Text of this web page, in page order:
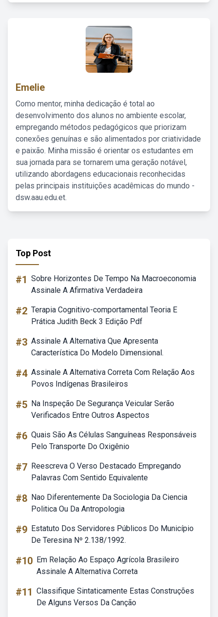
Emelie
Como mentor, minha dedicação é total ao
desenvolvimento dos alunos no ambiente escolar,
empregando métodos pedagógicos que priorizam
conexões genuínas e são alimentados por criatividade
e paixão. Minha missão é orientar os estudantes em
sua jornada para se tornarem uma geração notável,
utilizando abordagens educacionais reconhecidas
pelas principais instituições acadêmicas do mundo -
dsw.aau.edu.et.
Top Post
#1 Sobre Horizontes De Tempo Na Macroeconomia
Assinale A Afirmativa Verdadeira
#2 Terapia Cognitivo-comportamental Teoria E
Prática Judith Beck 3 Edição Pdf
#3 Assinale A Alternativa Que Apresenta
Característica Do Modelo Dimensional.
#4 Assinale A Alternativa Correta Com Relação Aos
Povos Indígenas Brasileiros
#5 Na Inspeção De Segurança Veicular Serão
Verificados Entre Outros Aspectos
#6 Quais São As Células Sanguíneas Responsáveis
Pelo Transporte Do Oxigênio
#7 Reescreva O Verso Destacado Empregando
Palavras Com Sentido Equivalente
#8 Nao Diferentemente Da Sociologia Da Ciencia
Politica Ou Da Antropologia
#9 Estatuto Dos Servidores Públicos Do Município
De Teresina Nº 2.138/1992.
#10 Em Relação Ao Espaço Agrícola Brasileiro
Assinale A Alternativa Correta
#11 Classifique Sintaticamente Estas Construções
De Alguns Versos Da Canção